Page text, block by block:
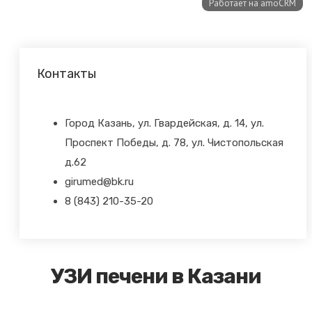
Контакты
Город Казань, ул. Гвардейская, д. 14, ул.
Проспект Победы, д. 78, ул. Чистопольская
д.62
girumed@bk.ru
8 (843) 210-35-20
УЗИ печени в Казани